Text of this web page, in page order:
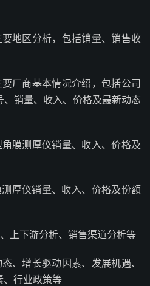
地区分析，包括销量、销售收
厂商基本情况介绍，包括公司
销量、收入、价格及最新动态
膜测厚仪销量、收入、价格及
厚仪销量、收入、价格及份额
上下游分析、销售渠道分析等
、增长驱动因素、发展机遇、
、行业政策等